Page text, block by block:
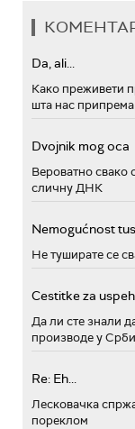
Da, ali...
Како преживети
шта нас
Dvojnik mog oca
Вероватно свако
сличну ДНК
Nemogućnost
Не туширате се
Cestitke za uspeh
Да ли сте знали
производе у
Re: Eh...
Лесковачка
пореклом